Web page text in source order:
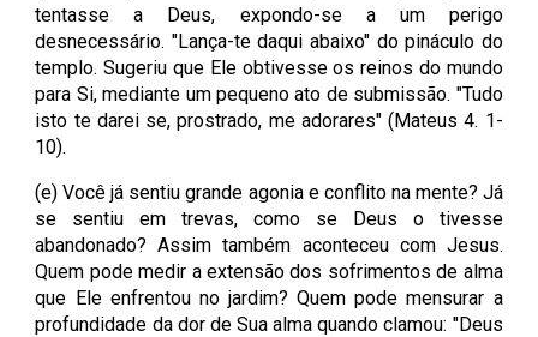
tentasse a Deus, expondo-se a um perigo
desnecessário. "Lança-te daqui abaixo" do pináculo do
templo. Sugeriu que Ele obtivesse os reinos do mundo
para Si, mediante um pequeno ato de submissão. "Tudo
isto te darei se, prostrado, me adorares" (Mateus 4. 1-
10).
(e) Você já sentiu grande agonia e conflito na mente? Já
se sentiu em trevas, como se Deus o tivesse
abandonado? Assim também aconteceu com Jesus.
Quem pode medir a extensão dos sofrimentos de alma
que Ele enfrentou no jardim? Quem pode mensurar a
profundidade da dor de Sua alma quando clamou: "Deus